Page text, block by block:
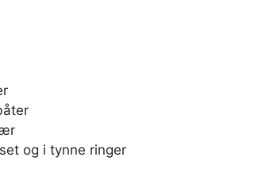
og i tynne ringer